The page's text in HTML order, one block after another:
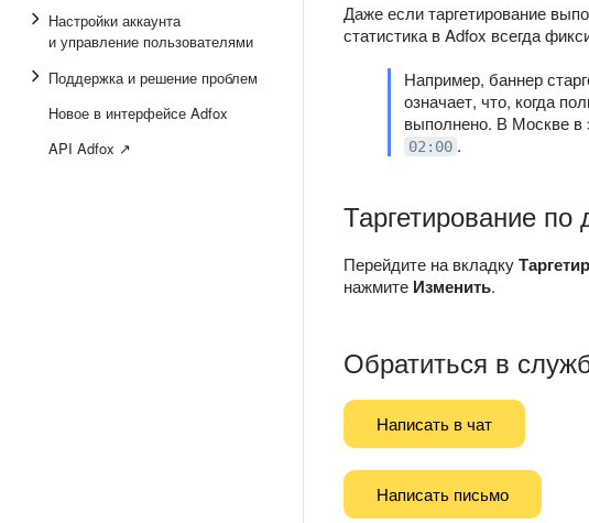
Настройки аккаунта
и управление пользователями
Поддержка и решение проблем
Новое в интерфейсе Adfox
API Adfox ↗
Даже если таргетирование
статистика в Adfox всегда
Например, баннер
означает, что, когда
выполнено. В Москве в
02:00 .
Таргетирование
Перейдите на вкладку
нажмите Изменить.
Обратиться в
Написать в чат
Написать письмо